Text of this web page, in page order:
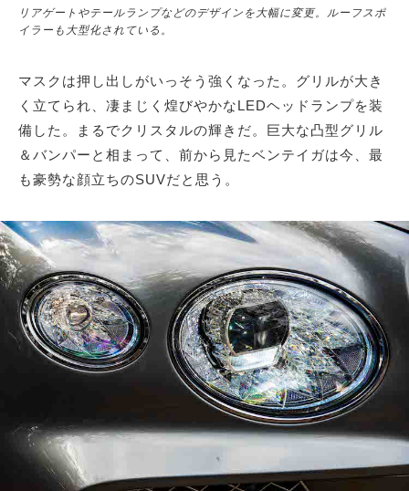
リアゲートやテールランプなどのデザインを大幅に変更。ルーフスポ
イラーも大型化されている。
マスクは押し出しがいっそう強くなった。グリルが大き
く立てられ、凄まじく煌びやかなLEDヘッドランプを装
備した。まるでクリスタルの輝きだ。巨大な凸型グリル
＆バンパーと相まって、前から見たベンテイガは今、最
も豪勢な顔立ちのSUVだと思う。